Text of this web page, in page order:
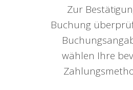
Zur
Buchung
wählen Ihre